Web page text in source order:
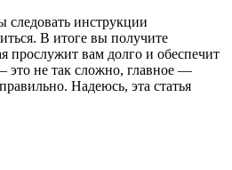
следовать инструкции
В итоге вы получите
прослужит вам долго и обеспечит
это не так сложно, главное —
Надеюсь, эта статья